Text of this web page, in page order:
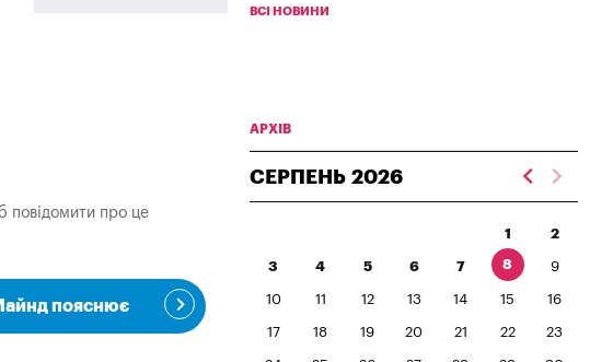
повідомити про це
пояснює
ВСІ НОВИНИ
АРХІВ
СЕРПЕНЬ 2026
1 2
3 4 5 6 7 8 9
10 11 12 13 14 15 16
17 18 19 20 21 22 23